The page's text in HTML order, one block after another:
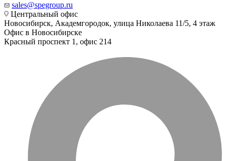
sales@spegroup.ru
Центральный офис
Новосибирск, Академгородок, улица Николаева 11/5, 4 этаж
Офис в Новосибирске
Красный проспект 1, офис 214